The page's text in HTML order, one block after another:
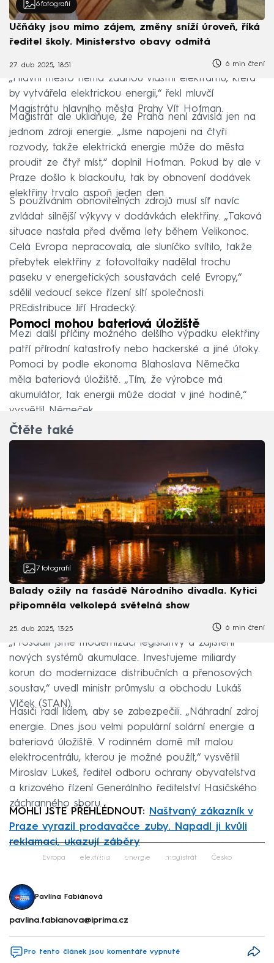
6 fotografií
Učňáky jsou mimo zájem, změny sníží úroveň, říká
ředitel školy. Ministerstvo obavy odmítá
27. dub 2025, 18:51 6 min čtení
„Hlavní město nemá žádnou vlastní elektrárnu, která
by vytvářela elektrickou energii,“ řekl mluvčí
Magistrátu hlavního města Prahy Vít Hofman.
Magistrát ale uklidňuje, že Praha není závislá jen na
jednom zdroji energie. „Jsme napojeni na čtyři
rozvody, takže elektrická energie může do města
proudit ze čtyř míst,“ doplnil Hofman. Pokud by ale v
Praze došlo k blackoutu, tak by obnovení dodávek
elektřiny trvalo aspoň jeden den.
S používáním obnovitelných zdrojů musí síť navíc
zvládat silnější výkyvy v dodávkách elektřiny. „Taková
situace nastala před dvěma lety během Velikonoc.
Celá Evropa nepracovala, ale sluníčko svítilo, takže
přebytek elektřiny z fotovoltaiky nadělal trochu
paseku v energetických soustavách celé Evropy,“
sdělil vedoucí sekce řízení sítí společnosti
PREdistribuce Jiří Hradecký.
Pomoci mohou bateriová úložiště
Mezi další příčiny možného delšího výpadku elektřiny
patří přírodní katastrofy nebo hackerské a jiné útoky.
Pomoci by podle ekonoma Blahoslava Němečka
měla bateriová úložiště. „Tím, že výrobce má
akumulátor, tak energii může dodat v jiné hodině,“
vysvětlil Němeček.
Čtěte také
7 fotografií
Balady ožily na fasádě Národního divadla. Kytici
připomněla velkolepá světelná show
25. dub 2025, 13:25 6 min čtení
„Prosadili jsme modernizaci legislativy a zajištění
nových systémů akumulace. Investujeme miliardy
korun do modernizace distribučních a přenosových
soustav,“ uvedl ministr průmyslu a obchodu Lukáš
Vlček (STAN).
Hasiči radí lidem, aby se zabezpečili. „Náhradní zdroj
energie. Dnes jsou velmi populární solární energie a
bateriová úložiště. V rodinném domě mít malou
elektrocentrálu, kterou je možné použít,“ vysvětlil
Miroslav Lukeš, ředitel odboru ochrany obyvatelstva
a krizového řízení Generálního ředitelství Hasičského
záchranného sboru.
MOHLI JSTE PŘEHLÉDNOUT:
Naštvaný zákazník v
Praze vyrazil prodavačce zuby. Napadl ji kvůli
reklamaci, ukazují záběry
Failed to fetch
Evropa elektřina energie magistrát Česko
Pavlína Fabiánová
pavlina.fabianova@iprima.cz
Pro tento článek jsou komentáře vypnuté